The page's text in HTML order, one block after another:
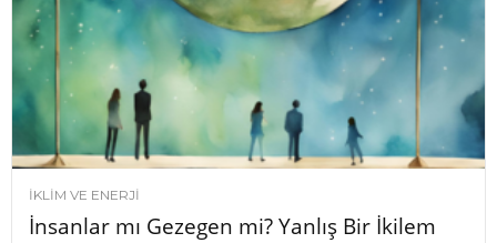
İKLIM VE ENERJI
İnsanlar mı Gezegen mi? Yanlış Bir İkilem